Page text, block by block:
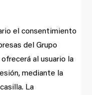
el consentimiento
del Grupo
al usuario la
mediante la
La